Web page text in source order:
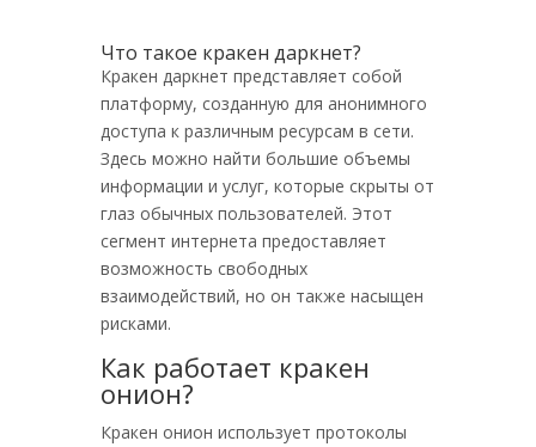
Что такое кракен даркнет?
Кракен даркнет представляет собой
платформу, созданную для анонимного
доступа к различным ресурсам в сети.
Здесь можно найти большие объемы
информации и услуг, которые скрыты от
глаз обычных пользователей. Этот
сегмент интернета предоставляет
возможность свободных
взаимодействий, но он также насыщен
рисками.
Как работает кракен
онион?
Кракен онион использует протоколы